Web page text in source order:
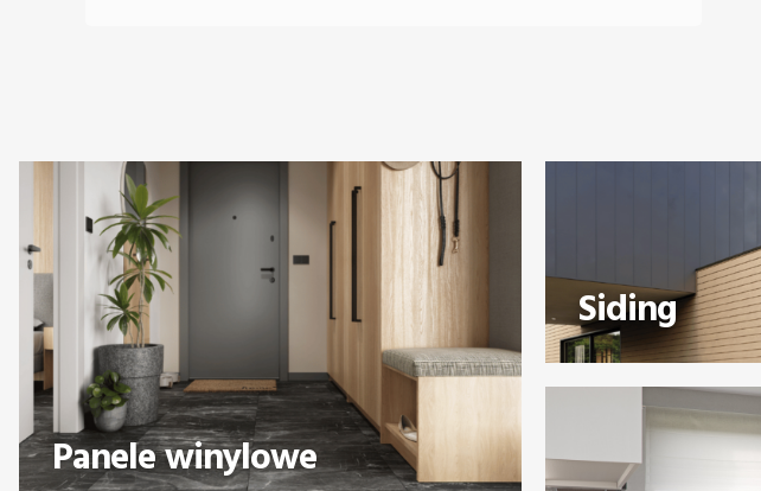
Panele winylowe
Siding